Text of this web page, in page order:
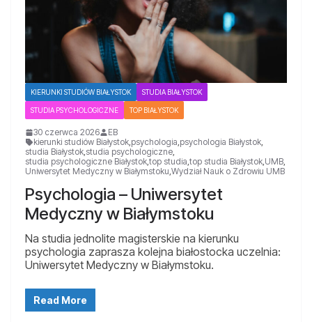
KIERUNKI STUDIÓW BIAŁYSTOK STUDIA BIAŁYSTOK
STUDIA PSYCHOLOGICZNE TOP BIAŁYSTOK
30 czerwca 2026
EB
kierunki studiów Białystok psychologia psychologia Białystok
studia Białystok studia psychologiczne
studia psychologiczne Białystok top studia top studia Białystok UMB
Uniwersytet Medyczny w Białymstoku Wydział Nauk o Zdrowiu UMB
Psychologia – Uniwersytet
Medyczny w Białymstoku
Na studia jednolite magisterskie na kierunku
psychologia zaprasza kolejna białostocka uczelnia:
Uniwersytet Medyczny w Białymstoku.
Read More